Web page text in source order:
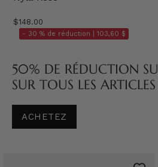
$148.00
- 30 % de réduction | 103,60 $
50% DE RÉDUCTION
SUR TOUS LES
ACHETEZ